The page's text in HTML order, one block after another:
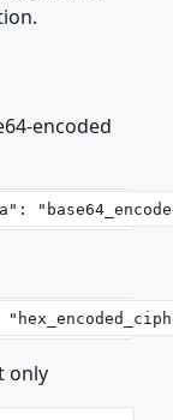
encoded
only